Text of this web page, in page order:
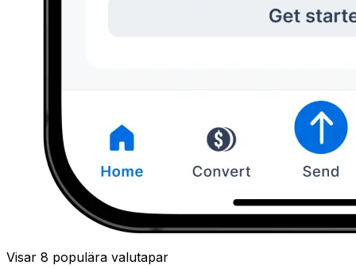
Visar 8 populära valutapar